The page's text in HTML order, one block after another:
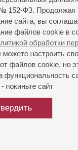
152-ФЗ. Продолжая
сайта, вы
файлов cookie в
обработки
настроить
файлов cookie, но
функциональность
покиньте сайт
и бассо
: «Летний сад»,
для меццо-
исполнение)
для меццо-сопрано
Филармоническое